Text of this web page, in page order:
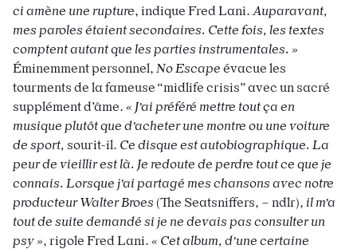
ci amène une rupture, indique Fred Lani. Auparavant,
mes paroles étaient secondaires. Cette fois, les textes
comptent autant que les parties instrumentales. »
Éminemment personnel, No Escape évacue les
tourments de la fameuse “midlife crisis” avec un sacré
supplément d’âme. « J’ai préféré mettre tout ça en
musique plutôt que d’acheter une montre ou une voiture
de sport, sourit-il. Ce disque est autobiographique. La
peur de vieillir est là. Je redoute de perdre tout ce que je
connais. Lorsque j’ai partagé mes chansons avec notre
producteur Walter Broes (The Seatsniffers, – ndlr), il m’a
tout de suite demandé si je ne devais pas consulter un
psy », rigole Fred Lani. « Cet album, d’une certaine